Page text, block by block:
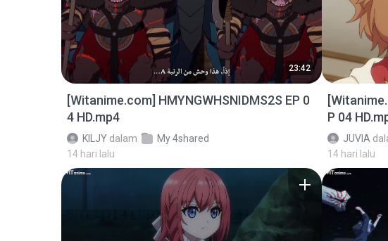
23:42
[Witanime.com] HMYNGWHSNIDMS2S EP 0
4 HD.mp4
KILJY dalam
My 4shared
14 hari lalu
P 04
JUVIA
14 hari lalu